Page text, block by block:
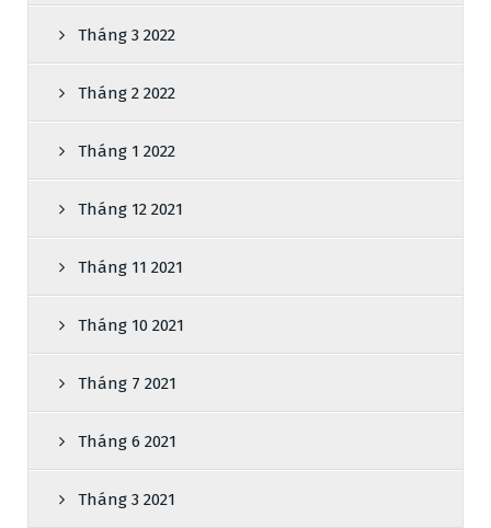
Tháng 3 2022
Tháng 2 2022
Tháng 1 2022
Tháng 12 2021
Tháng 11 2021
Tháng 10 2021
Tháng 7 2021
Tháng 6 2021
Tháng 3 2021